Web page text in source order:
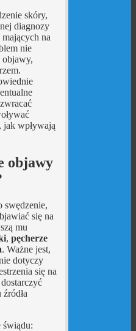
skóry,
diagnozy
na
nie
objawy,
jak wpływają
objawy
swędzenie,
się na
mu
, pęcherze
. Ważne jest,
dotyczy
się na
świądu: